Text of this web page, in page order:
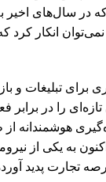
در سال‌های اخیر
انکار
تبلیغات و
را در برابر
هوشمندانه
به یکی از
پدید